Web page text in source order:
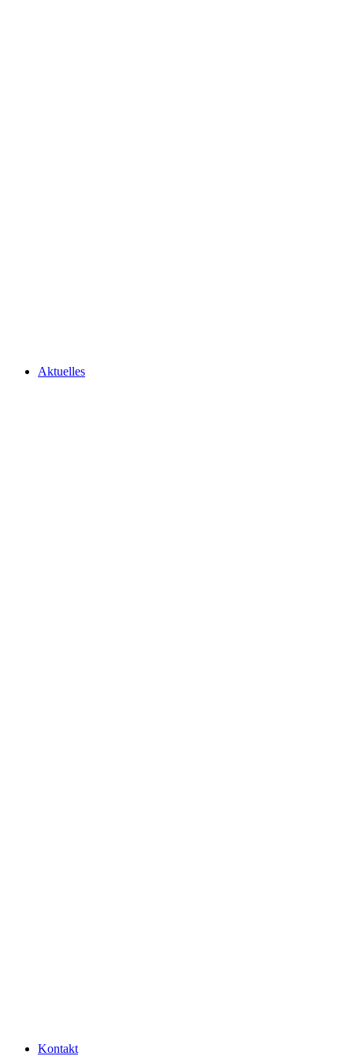
Aktuelles
Kontakt